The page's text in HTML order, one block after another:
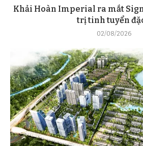
Khải Hoàn Imperial ra mắt
trị tinh tuyển
02/08/2026